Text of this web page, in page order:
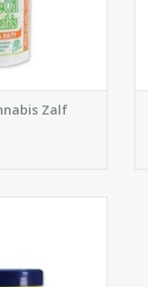
Zalf
tegen zwelling